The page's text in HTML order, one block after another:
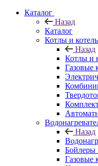
Каталог
Назад
Каталог
Котлы и
Назад
Котлы и
Газовые
Назад
Бойлеры
Газовые